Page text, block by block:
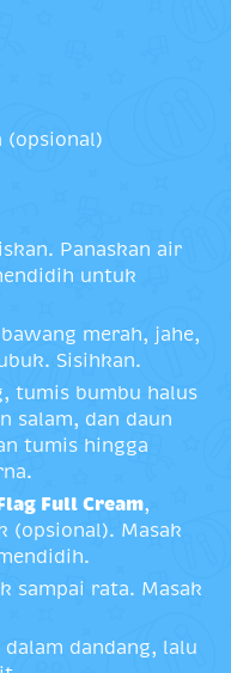
(opsional)
Panaskan air
untuk
merah, jahe,
Sisihkan.
tumis bumbu halus
salam, dan daun
tumis hingga
Full Cream,
(opsional). Masak
sampai rata. Masak
dandang, lalu